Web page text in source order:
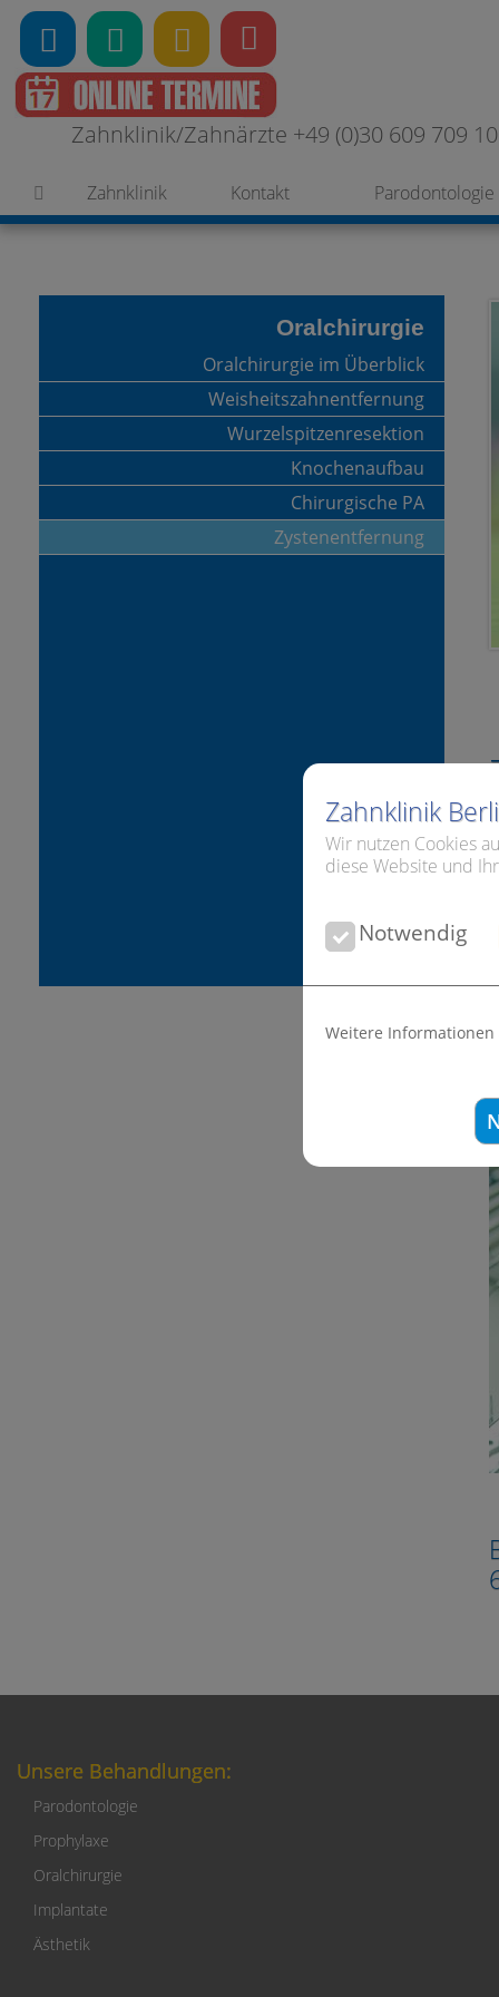
Zahnklinik
Wir nutzen Cookies
diese Website und
Notwendig
Weitere Informationen
Zahnklinik/Zahnärzte +49 (0)30 609 709
Zahnklinik Kontakt Parodontologie
Oralchirurgie
Oralchirurgie im Überblick
Weisheitszahnentfernung
Wurzelspitzenresektion
Knochenaufbau
Chirurgische PA
Zystenentfernung
Unsere Behandlungen:
Parodontologie
Prophylaxe
Oralchirurgie
Implantate
Ästhetik